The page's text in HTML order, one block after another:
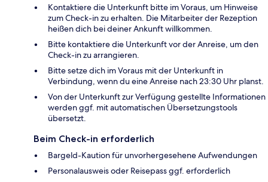
Kontaktiere die Unterkunft bitte im Voraus, um Hinweise
zum Check-in zu erhalten. Die Mitarbeiter der Rezeption
heißen dich bei deiner Ankunft willkommen.
Bitte kontaktiere die Unterkunft vor der Anreise, um den
Check-in zu arrangieren.
Bitte setze dich im Voraus mit der Unterkunft in
Verbindung, wenn du eine Anreise nach 23:30 Uhr planst.
Von der Unterkunft zur Verfügung gestellte Informationen
werden ggf. mit automatischen Übersetzungstools
übersetzt.
Beim Check-in erforderlich
Bargeld-Kaution für unvorhergesehene Aufwendungen
Personalausweis oder Reisepass ggf. erforderlich